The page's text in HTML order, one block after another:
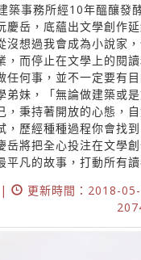
築事務所經10年醞釀發
慶岳，底蘊出文學創作
沒想過我會成為小說家
，而停止在文學上的閱
任何事，並不一定要有
弟妹，「無論做建築或
，秉持著開放的心態，自
，歷經種種過程你會找
岳將把全心投注在文學
平凡的故事，打動所有讀
更新時間：2018-